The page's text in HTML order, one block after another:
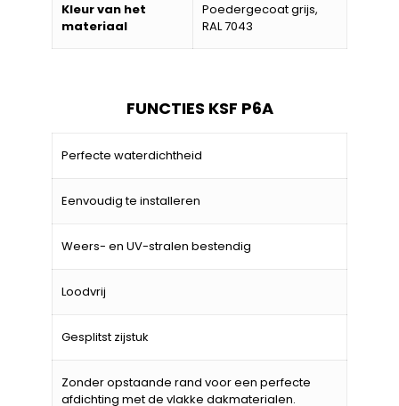
Kleur van het
materiaal
Poedergecoat grijs,
RAL 7043
FUNCTIES KSF P6A
Perfecte waterdichtheid
Eenvoudig te installeren
Weers- en UV-stralen bestendig
Loodvrij
Gesplitst zijstuk
Zonder opstaande rand voor een perfecte
afdichting met de vlakke dakmaterialen.